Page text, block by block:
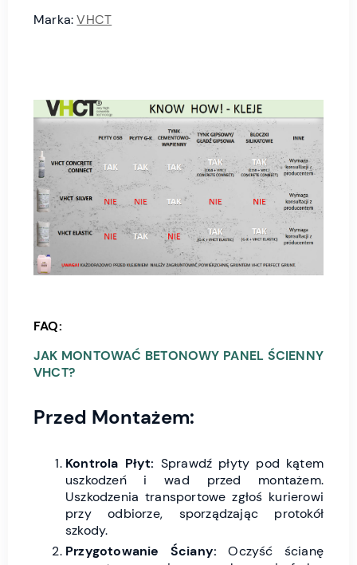
Marka:VHCT
FAQ:
JAK MONTOWAĆ BETONOWY PANEL ŚCIENNY
VHCT?
Przed Montażem:
Kontrola Płyt: Sprawdź płyty pod kątem
uszkodzeń i wad przed montażem.
Uszkodzenia transportowe zgłoś kurierowi
przy odbiorze, sporządzając protokół
szkody.
Przygotowanie Ściany: Oczyść ścianę